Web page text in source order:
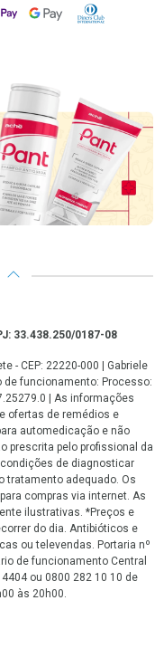
Google PayDiners Club
33.438.250/0187-08
- CEP: 22220-000 | Gabriele
de funcionamento: Processo:
| As informações
ofertas de remédios e
automedicação e não
prescrita pelo profissional da
de diagnosticar
tratamento adequado. Os
compras via internet. As
ilustrativas. *Preços e
do dia. Antibióticos e
ou televendas. Portaria nº
de funcionamento Central
ou 0800 282 10 10 de
às 20h00.